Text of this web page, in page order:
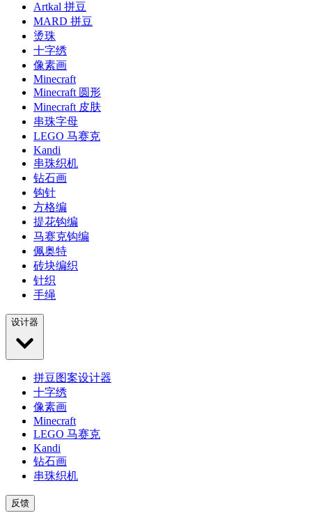
Artkal 拼豆
MARD 拼豆
烫珠
十字绣
像素画
Minecraft
Minecraft 圆形
Minecraft 皮肤
串珠字母
LEGO 马赛克
Kandi
串珠织机
钻石画
钩针
方格编
提花钩编
马赛克钩编
佩奥特
砖块编织
针织
手绳
设计器
拼豆图案设计器
十字绣
像素画
Minecraft
LEGO 马赛克
Kandi
钻石画
串珠织机
反馈